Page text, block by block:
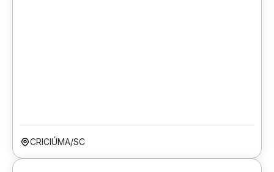
CRICIÚMA/SC